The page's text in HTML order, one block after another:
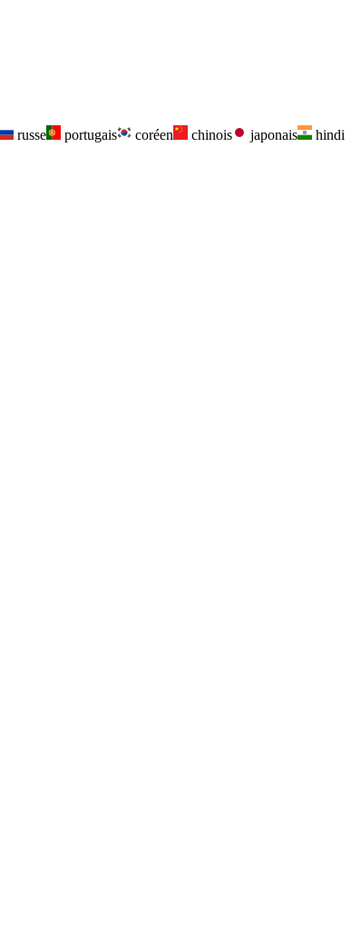
russe portugais coréen chinois japonais hindi